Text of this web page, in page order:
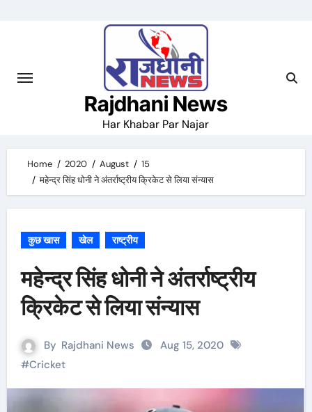
Rajdhani News
Har Khabar Par Najar
Home 2020 August
15
महेन्द्र सिंह धोनी ने अंतर्राष्ट्रीय क्रिकेट से लिया संन्यास
कुछ खास खेल राष्ट्रीय
महेन्द्र सिंह धोनी ने अंतर्राष्ट्रीय
क्रिकेट से लिया संन्यास
By Rajdhani News
Aug 15, 2020
#Cricket